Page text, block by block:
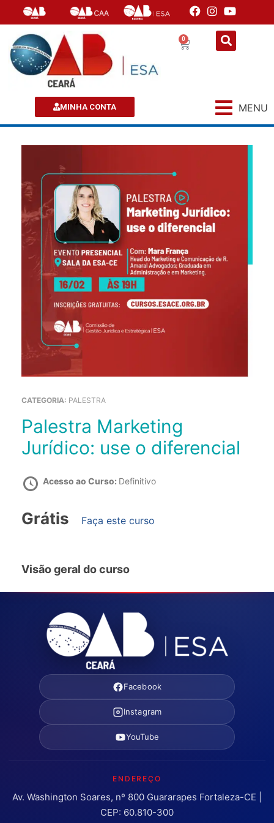
0
MINHA CONTA MENU
CATEGORIA: PALESTRA
Palestra Marketing
Jurídico: use o diferencial
Acesso ao Curso: Definitivo
Grátis Faça este curso
Visão geral do curso
Facebook
Instagram
YouTube
ENDEREÇO
Av. Washington Soares, nº 800 Guararapes Fortaleza-CE |
CEP: 60.810-300